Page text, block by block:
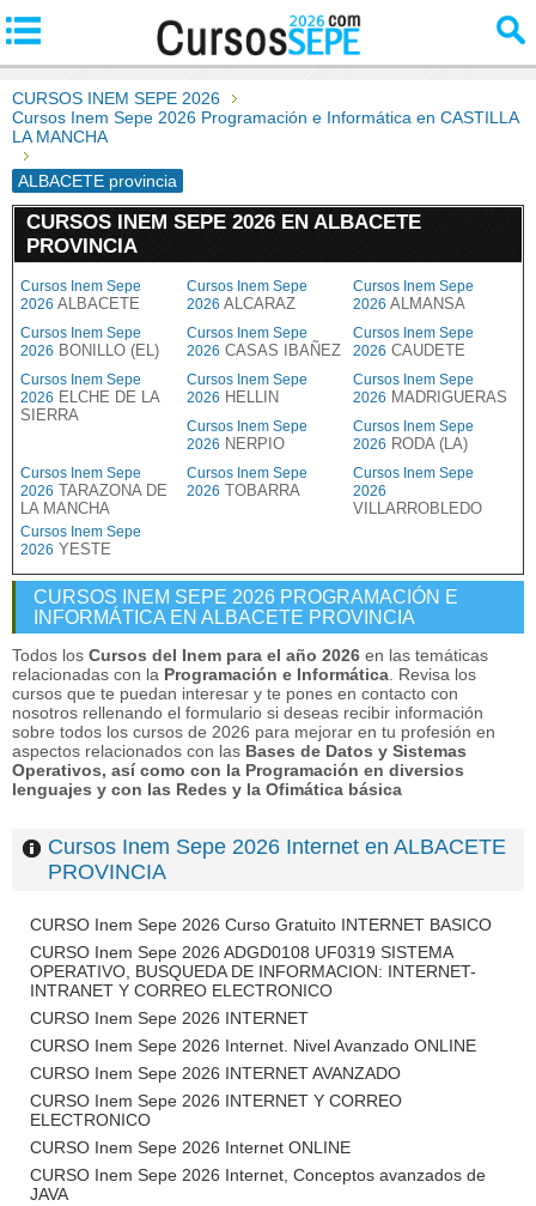
CURSOS INEM SEPE 2026
Cursos Inem Sepe 2026 Programación e Informática en CASTILLA
LA MANCHA
ALBACETE provincia
CURSOS INEM SEPE 2026 EN ALBACETE
PROVINCIA
Cursos Inem Sepe
2026 ALBACETE
Cursos Inem Sepe
2026 ALCARAZ
Cursos Inem Sepe
2026 ALMANSA
Cursos Inem Sepe
2026 BONILLO (EL)
Cursos Inem Sepe
2026 CASAS IBAÑEZ
Cursos Inem Sepe
2026 CAUDETE
Cursos Inem Sepe
2026 ELCHE DE LA
SIERRA
Cursos Inem Sepe
2026 HELLIN
Cursos Inem Sepe
2026 MADRIGUERAS
Cursos Inem Sepe
2026 NERPIO
Cursos Inem Sepe
2026 RODA (LA)
Cursos Inem Sepe
2026 TARAZONA DE
LA MANCHA
Cursos Inem Sepe
2026 TOBARRA
Cursos Inem Sepe
2026
VILLARROBLEDO
Cursos Inem Sepe
2026 YESTE
CURSOS INEM SEPE 2026 PROGRAMACIÓN E
INFORMÁTICA EN ALBACETE PROVINCIA
Todos los Cursos del Inem para el año 2026 en las temáticas
relacionadas con la Programación e Informática . Revisa los
cursos que te puedan interesar y te pones en contacto con
nosotros rellenando el formulario si deseas recibir información
sobre todos los cursos de 2026 para mejorar en tu profesión en
aspectos relacionados con las Bases de Datos y Sistemas
Operativos, así como con la Programación en diversios
lenguajes y con las Redes y la Ofimática básica
Cursos Inem Sepe 2026 Internet en ALBACETE
PROVINCIA
CURSO Inem Sepe 2026 Curso Gratuito INTERNET BASICO
CURSO Inem Sepe 2026 ADGD0108 UF0319 SISTEMA
OPERATIVO, BUSQUEDA DE INFORMACION: INTERNET-
INTRANET Y CORREO ELECTRONICO
CURSO Inem Sepe 2026 INTERNET
CURSO Inem Sepe 2026 Internet. Nivel Avanzado ONLINE
CURSO Inem Sepe 2026 INTERNET AVANZADO
CURSO Inem Sepe 2026 INTERNET Y CORREO
ELECTRONICO
CURSO Inem Sepe 2026 Internet ONLINE
CURSO Inem Sepe 2026 Internet, Conceptos avanzados de
JAVA